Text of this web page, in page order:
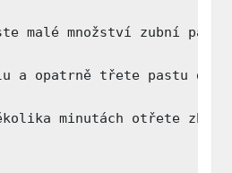
malé množství zubní
a opatrně třete pastu do
minutách otřete